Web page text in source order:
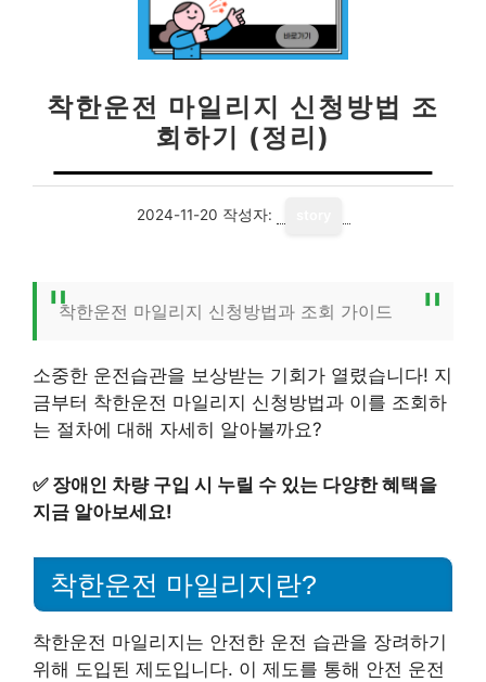
착한운전 마일리지 신청방법 조
회하기 (정리)
2024-11-20 작성자:
착한운전 마일리지 신청방법과 조회 가이드
소중한 운전습관을 보상받는 기회가 열렸습니다! 지
금부터 착한운전 마일리지 신청방법과 이를 조회하
는 절차에 대해 자세히 알아볼까요?
✅ 장애인 차량 구입 시 누릴 수 있는 다양한 혜택을
지금 알아보세요!
착한운전 마일리지란?
착한운전 마일리지는 안전한 운전 습관을 장려하기
위해 도입된 제도입니다. 이 제도를 통해 안전 운전